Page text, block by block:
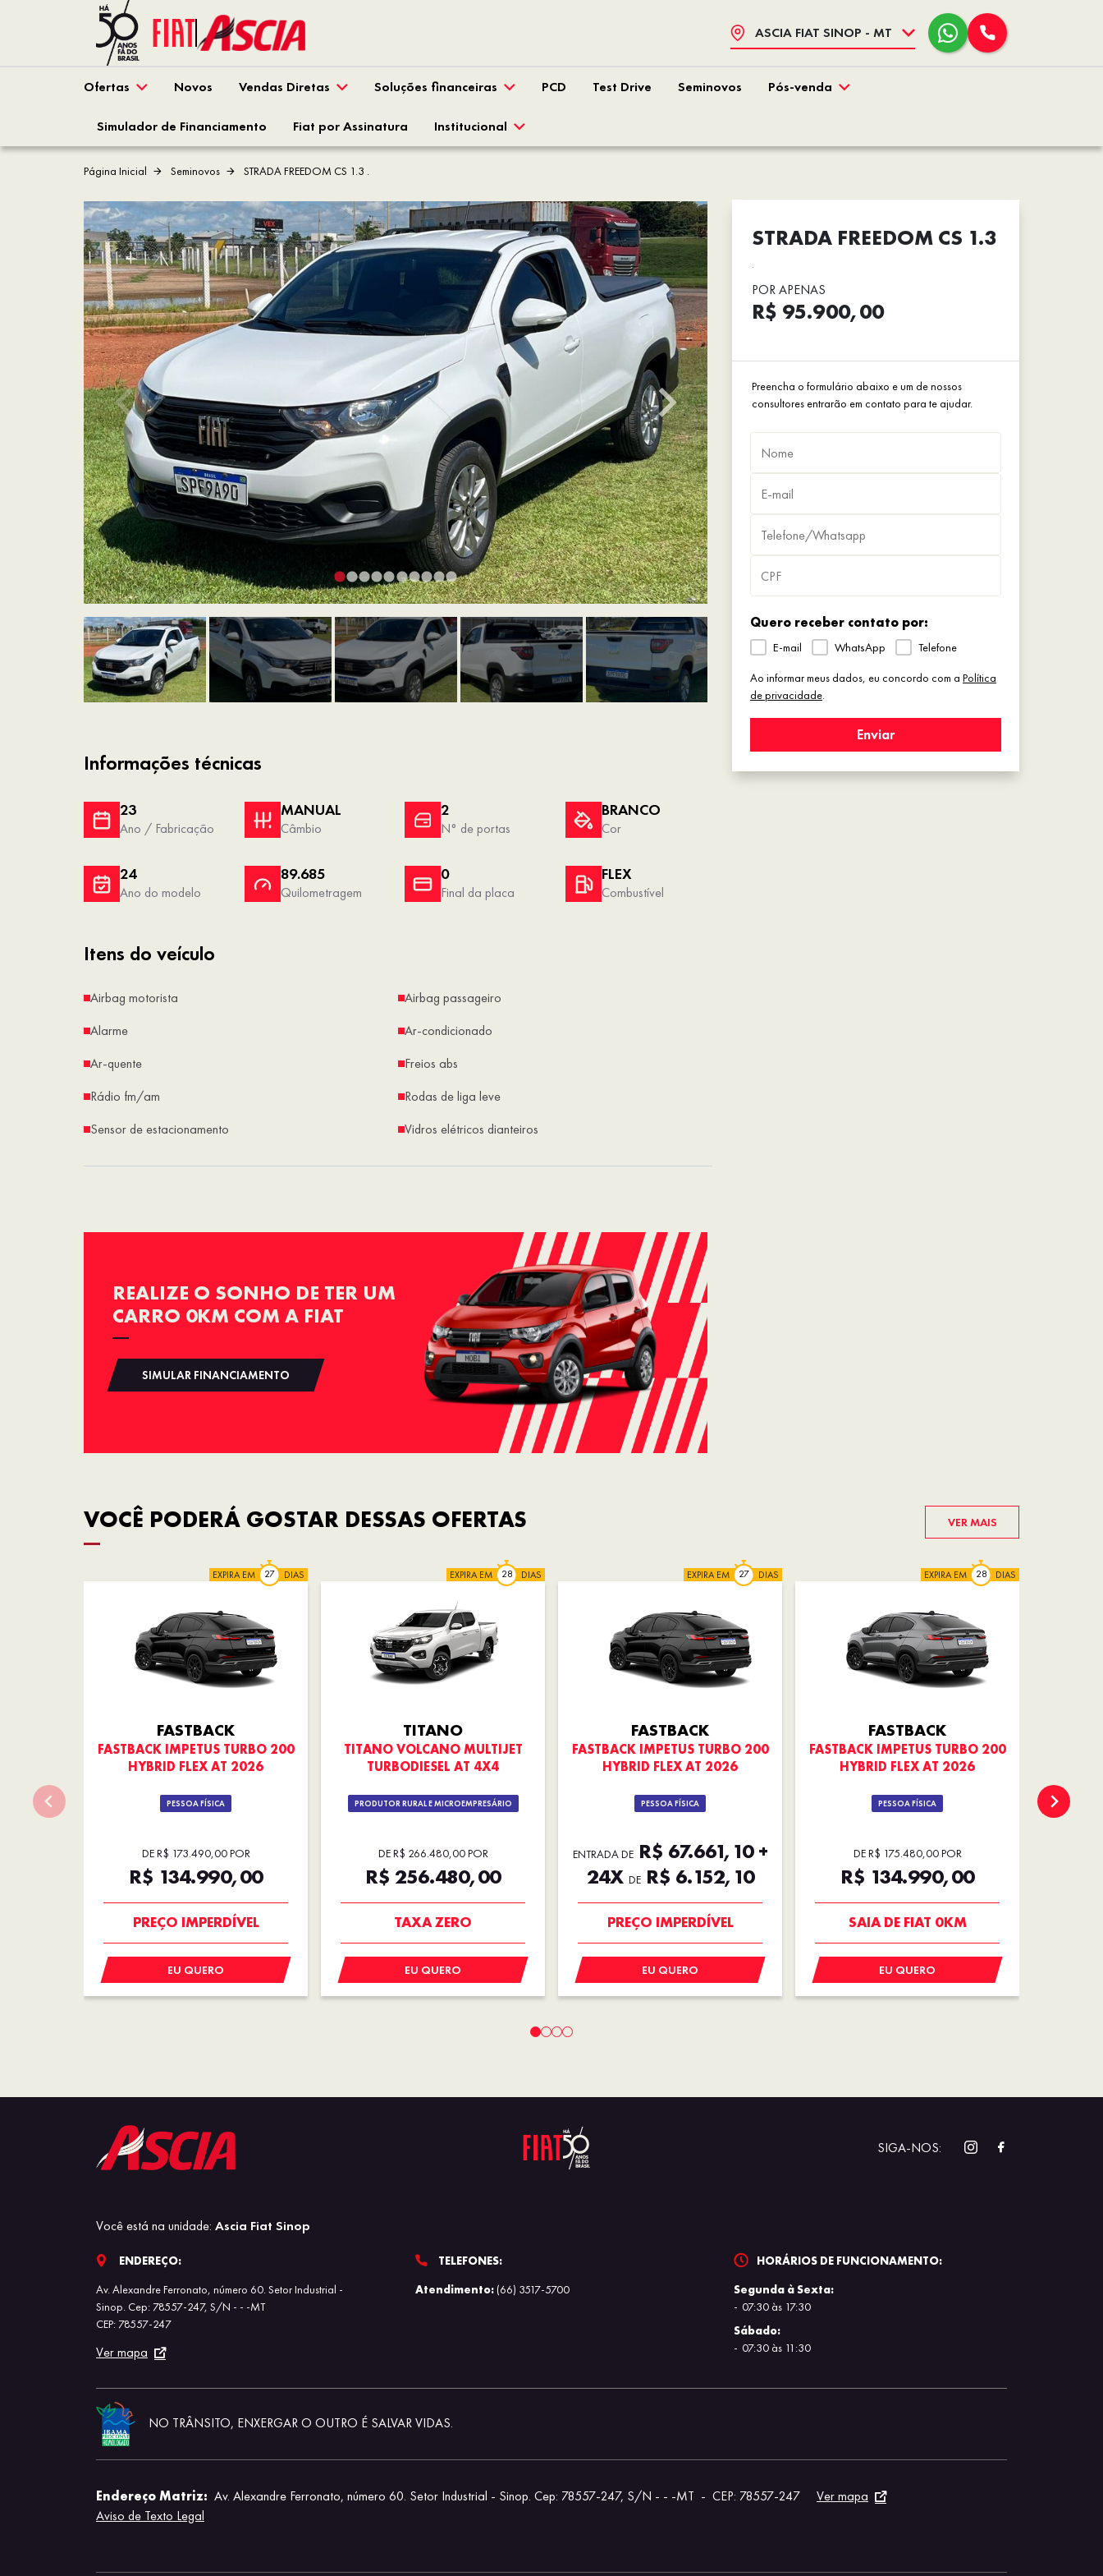
ASCIA FIAT SINOP - MT
Ofertas Novos Vendas Diretas Soluções financeiras PCD Test Drive Seminovos Pós-venda
Simulador de Financiamento Fiat por Assinatura Institucional
Página Inicial Seminovos STRADA FREEDOM CS 1.3 .
STRADA FREEDOM CS 1.3
.
POR APENAS
R$ 95.900,00
Preencha o formulário abaixo e um de nossos
consultores entrarão em contato para te ajudar.
Quero receber contato por:
E-mail WhatsApp Telefone
Ao informar meus dados, eu concordo com a Política
de privacidade.
Enviar
Informações técnicas
23
Ano / Fabricação
MANUAL
Câmbio
2
N° de portas
BRANCO
Cor
24
Ano do modelo
89.685
Quilometragem
0
Final da placa
FLEX
Combustível
Itens do veículo
Airbag motorista
Airbag passageiro
Alarme
Ar-condicionado
Ar-quente
Freios abs
Rádio fm/am
Rodas de liga leve
Sensor de estacionamento
Vidros elétricos dianteiros
REALIZE O SONHO DE TER UM
CARRO 0KM COM A FIAT
SIMULAR FINANCIAMENTO
VOCÊ PODERÁ GOSTAR DESSAS OFERTAS VER MAIS
EXPIRA EM DIAS
FASTBACK
FASTBACK IMPETUS TURBO 200
HYBRID FLEX AT 2026
PESSOA FÍSICA
DE R$ 173.490,00 POR
R$ 134.990,00
OPORTUNIDADE
EU QUERO
EXPIRA EM DIAS
TITANO
TITANO VOLCANO MULTIJET
TURBODIESEL AT 4X4
PRODUTOR RURAL E MICROEMPRESÁRIO
DE R$ 266.480,00 POR
R$ 256.480,00
SAIA DE FIAT 0KM
EU QUERO
EXPIRA EM DIAS
FASTBACK
FASTBACK IMPETUS TURBO 200
HYBRID FLEX AT 2026
PESSOA FÍSICA
ENTRADA DER$ 67.661,10 +
24X DER$ 6.152,10
OPORTUNIDADE
EU QUERO
EXPIRA EM DIAS
FASTBACK
FASTBACK IMPETUS TURBO 200
HYBRID FLEX AT 2026
PESSOA FÍSICA
DE R$ 175.480,00 POR
R$ 134.990,00
TAXA 0,99%
EU QUERO
SIGA-NOS:
Você está na unidade: Ascia Fiat Sinop
ENDEREÇO:
Av. Alexandre Ferronato, número 60. Setor Industrial -
Sinop. Cep: 78557-247, S/N - - -MT
CEP: 78557-247
Ver mapa
TELEFONES:
Atendimento:(66) 3517-5700
HORÁRIOS DE FUNCIONAMENTO:
Segunda à Sexta:
07:30 às 17:30
Sábado:
07:30 às 11:30
NO TRÂNSITO, ENXERGAR O OUTRO É SALVAR VIDAS.
Endereço Matriz: Av. Alexandre Ferronato, número 60. Setor Industrial - Sinop. Cep: 78557-247, S/N - - -MT - CEP: 78557-247
Ver mapa
Aviso de Texto Legal